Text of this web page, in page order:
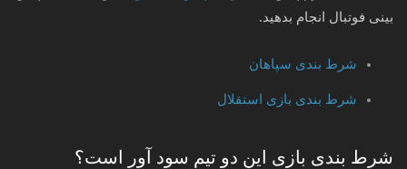
بینی فوتبال انجام بدهید.
شرط بندی سپاهان
شرط بندی بازی استقلال
شرط بندی بازی این دو تیم سود آور است؟